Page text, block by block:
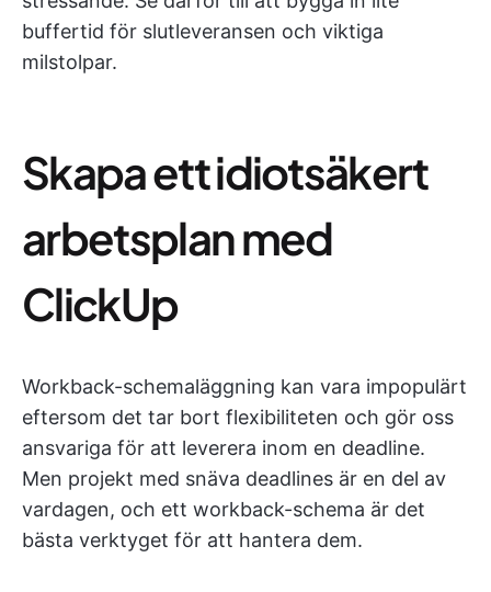
buffertid för slutleveransen och viktiga
milstolpar.
Skapa ett idiotsäkert
arbetsplan med
ClickUp
Workback-schemaläggning kan vara impopulärt
eftersom det tar bort flexibiliteten och gör oss
ansvariga för att leverera inom en deadline.
Men projekt med snäva deadlines är en del av
vardagen, och ett workback-schema är det
bästa verktyget för att hantera dem.